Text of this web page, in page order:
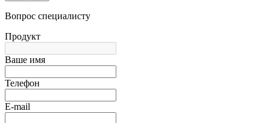
Вопрос специалисту
Продукт
Ваше имя
Телефон
E-mail